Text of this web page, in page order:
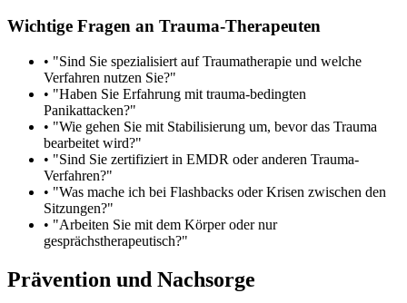
Wichtige Fragen an Trauma-Therapeuten
• "Sind Sie spezialisiert auf Traumatherapie und welche
Verfahren nutzen Sie?"
• "Haben Sie Erfahrung mit trauma-bedingten
Panikattacken?"
• "Wie gehen Sie mit Stabilisierung um, bevor das Trauma
bearbeitet wird?"
• "Sind Sie zertifiziert in EMDR oder anderen Trauma-
Verfahren?"
• "Was mache ich bei Flashbacks oder Krisen zwischen den
Sitzungen?"
• "Arbeiten Sie mit dem Körper oder nur
gesprächstherapeutisch?"
Prävention und Nachsorge